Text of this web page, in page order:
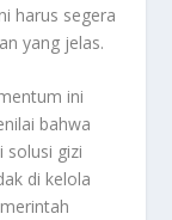
harus segera
yang jelas.
ini
bahwa
solusi gizi
di kelola